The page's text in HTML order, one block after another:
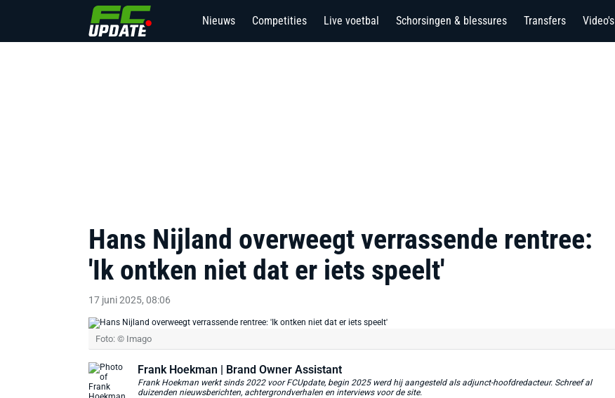
Nieuws Competities Live voetbal Schorsingen & blessures Transfers Video's
Hans Nijland overweegt verrassende rentree:
'Ik ontken niet dat er iets speelt'
17 juni 2025, 08:06
Foto: © Imago
Frank Hoekman | Brand Owner Assistant
Frank Hoekman werkt sinds 2022 voor FCUpdate, begin 2025 werd hij aangesteld als adjunct-hoofdredacteur. Schreef al
duizenden nieuwsberichten, achtergrondverhalen en interviews voor de site.